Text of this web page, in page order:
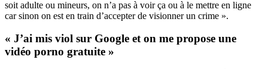
soit adulte ou mineurs, on n’a pas à voir ça ou à le mettre en ligne
car sinon on est en train d’accepter de visionner un crime ».
« J’ai mis viol sur Google et on me propose une
vidéo porno gratuite »